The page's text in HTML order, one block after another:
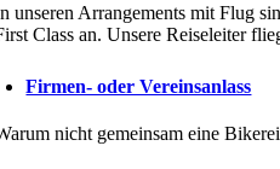
unseren Arrangements mit Flug
Class an. Unsere Reiseleiter
Firmen- oder Vereinsanlass
nicht gemeinsam eine